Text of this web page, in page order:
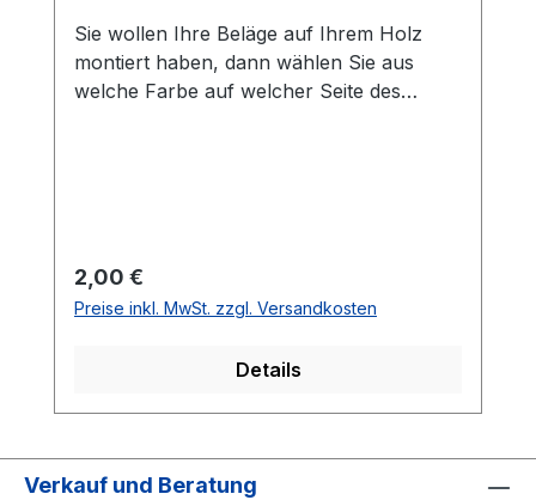
Sie wollen Ihre Beläge auf Ihrem Holz
montiert haben, dann wählen Sie aus
welche Farbe auf welcher Seite des
inklusive.Bei den Komplettschläger
müssen Sie KEINE Belag-Montage mit in
Regulärer Preis:
2,00 €
Preise inkl. MwSt. zzgl. Versandkosten
Details
Verkauf und Beratung